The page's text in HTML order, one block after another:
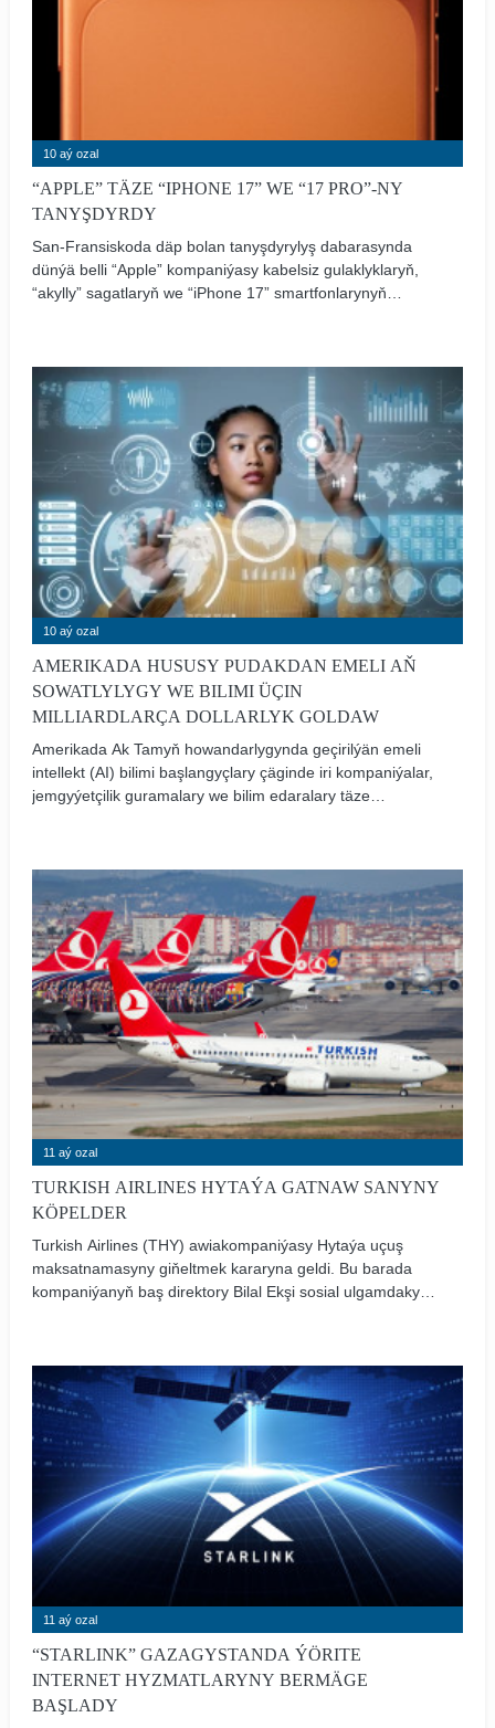
10 aý ozal
“APPLE” TÄZE “IPHONE 17” WE “17 PRO”-NY
TANYŞDYRDY
San-Fransiskoda däp bolan tanyşdyrylyş dabarasynda
dünýä belli “Apple” kompaniýasy kabelsiz gulaklyklaryň,
“akylly” sagatlaryň we “iPhone 17” smartfonlarynyň
10 aý ozal
AMERIKADA HUSUSY PUDAKDAN EMELI AŇ
SOWATLYLYGY WE BILIMI ÜÇIN
MILLIARDLARÇA DOLLARLYK GOLDAW
Amerikada Ak Tamyň howandarlygynda geçirilýän emeli
intellekt (AI) bilimi başlangyçlary çäginde iri kompaniýalar,
jemgyýetçilik guramalary we bilim edaralary täze
gurallaryny elýeterli etmek. Bu işde Ak Tamyň AI Bilim
boýunça topary bilen hususy pudagyň hyzmatdaşlygy
möhüm orun eýeleýär.
11 aý ozal
TURKISH AIRLINES HYTAÝA GATNAW SANYNY
KÖPELDER
Turkish Airlines (THY) awiakompaniýasy Hytaýa uçuş
maksatnamasyny giňeltmek kararyna geldi. Bu barada
kompaniýanyň baş direktory Bilal Ekşi sosial ulgamdaky
11 aý ozal
“STARLINK” GAZAGYSTANDA ÝÖRITE
INTERNET HYZMATLARYNY BERMÄGE
BAŞLADY